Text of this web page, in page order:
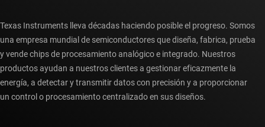
Texas Instruments lleva décadas haciendo posible el progreso. Somos
una empresa mundial de semiconductores que diseña, fabrica, prueba
y vende chips de procesamiento analógico e integrado. Nuestros
productos ayudan a nuestros clientes a gestionar eficazmente la
energía, a detectar y transmitir datos con precisión y a proporcionar
un control o procesamiento centralizado en sus diseños.